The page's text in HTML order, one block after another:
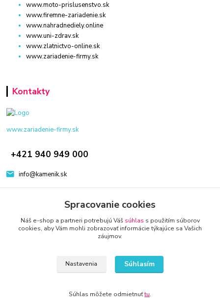
www.moto-prislusenstvo.sk
www.firemne-zariadenie.sk
www.nahradnediely.online
www.uni-zdrav.sk
www.zlatnictvo-online.sk
www.zariadenie-firmy.sk
Kontakty
www.zariadenie-firmy.sk
+421 940 949 000
info@kamenik.sk
Eshop-rychlo.sk
Spracovanie cookies
Náš e-shop a partneri potrebujú Váš súhlas s použitím súborov
cookies, aby Vám mohli zobrazovať informácie týkajúce sa Vašich
záujmov.
Nastavenia Súhlasím
Súhlas môžete odmietnuťtu.